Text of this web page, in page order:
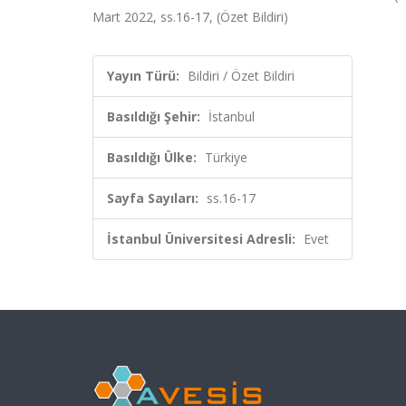
Mart 2022, ss.16-17, (Özet Bildiri)
Yayın Türü: Bildiri / Özet Bildiri
Basıldığı Şehir: İstanbul
Basıldığı Ülke: Türkiye
Sayfa Sayıları: ss.16-17
İstanbul Üniversitesi Adresli: Evet